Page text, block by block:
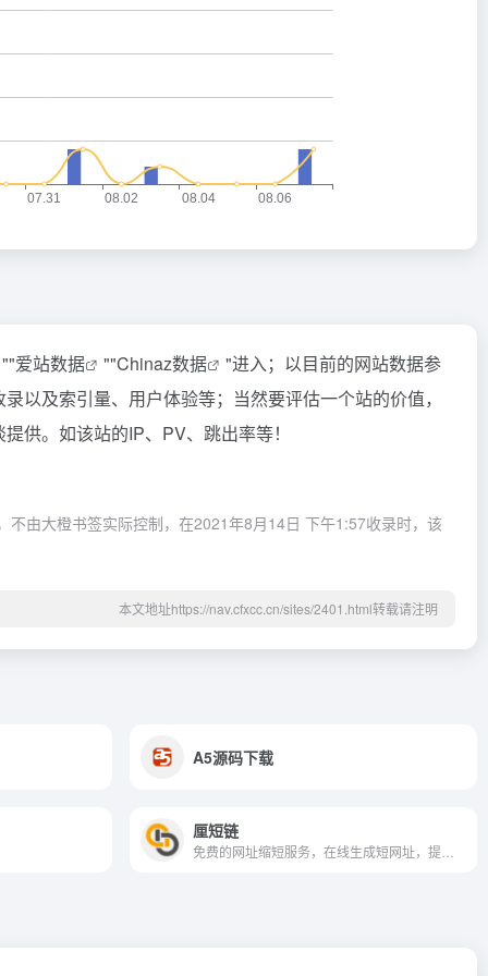
""爱站数据 ""Chinaz数据
"进入；以目前的网站数据参
以及索引量、用户体验等；当然要评估一个站的价值，
供。如该站的IP、PV、跳出率等！
由大橙书签实际控制，在2021年8月14日 下午1:57收录时，该
本文地址https://nav.cfxcc.cn/sites/2401.html转载请注明
A5源码下载
厘短链